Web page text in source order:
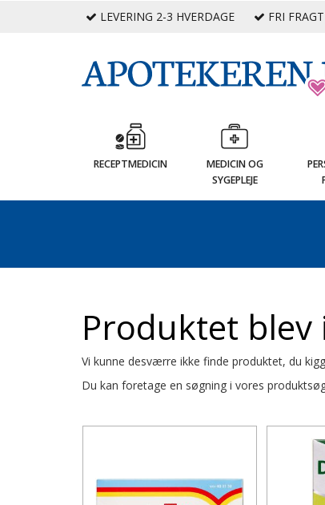
LEVERING 2-3 HVERDAGE FRI
RECEPTMEDICIN
MEDICIN OG
SYGEPLEJE
Produktet
Vi kunne desværre ikke finde produktet, du
Du kan foretage en søgning i vores